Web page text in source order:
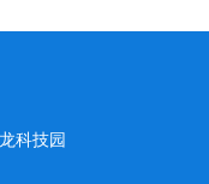
科技园